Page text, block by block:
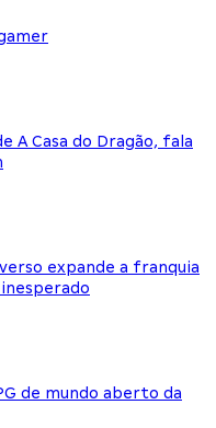
A Casa do Dragão, fala
expande a franquia
de mundo aberto da